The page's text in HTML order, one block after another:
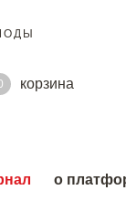
корзина
о